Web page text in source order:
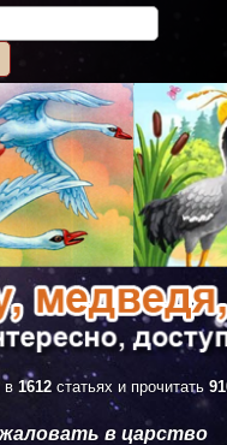
в 1612 статьях и прочитать
в царство